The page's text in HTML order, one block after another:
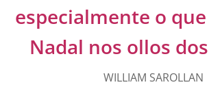
especialmente o
Nadal nos ollos
WILLIAM SAROLLAN